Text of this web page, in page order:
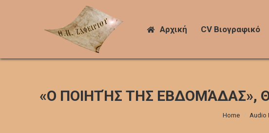
Αρχική CV Βιογραφικό
«Ο ΠΟΙΗΤΉΣ ΤΗΣ ΕΒΔΟΜΆΔΑΣ»,
You are here:
Home Audio
Αρχική CV Βιογραφικό